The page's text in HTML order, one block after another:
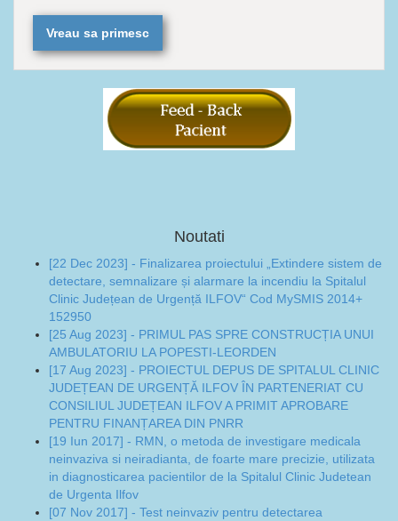
Noutati
[22 Dec 2023] - Finalizarea proiectului „Extindere sistem de
detectare, semnalizare și alarmare la incendiu la Spitalul
Clinic Județean de Urgență ILFOV“ Cod MySMIS 2014+
152950
[25 Aug 2023] - PRIMUL PAS SPRE CONSTRUCȚIA UNUI
AMBULATORIU LA POPESTI-LEORDEN
[17 Aug 2023] - PROIECTUL DEPUS DE SPITALUL CLINIC
JUDEȚEAN DE URGENȚĂ ILFOV ÎN PARTENERIAT CU
CONSILIUL JUDEȚEAN ILFOV A PRIMIT APROBARE
PENTRU FINANȚAREA DIN PNRR
[19 Iun 2017] - RMN, o metoda de investigare medicala
neinvaziva si neiradianta, de foarte mare precizie, utilizata
in diagnosticarea pacientilor de la Spitalul Clinic Judetean
de Urgenta Ilfov
[07 Nov 2017] - Test neinvaziv pentru detectarea